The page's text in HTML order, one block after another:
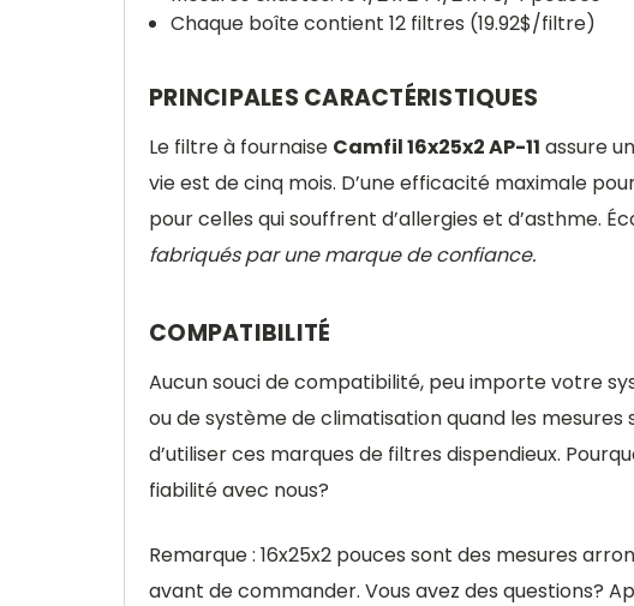
Chaque boîte contient 12 filtres (19.92$/filtre)
PRINCIPALES CARACTÉRISTIQUES
Le filtre à fournaise Camfil 16x25x2 AP-11 assure
vie est de cinq mois. D’une efficacité maximale
pour celles qui souffrent d’allergies et d’asthme.
fabriqués par une marque de confiance.
COMPATIBILITÉ
Aucun souci de compatibilité, peu importe votre
ou de système de climatisation quand les
d’utiliser ces marques de filtres dispendieux.
fiabilité avec nous?
Remarque : 16x25x2 pouces sont des mesures
avant de commander. Vous avez des questions?